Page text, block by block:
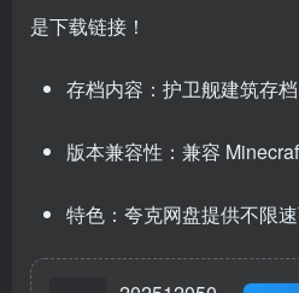
是下载链接！
存档内容：护卫舰建筑存
版本兼容性：兼容
特色：夸克网盘提供不限速